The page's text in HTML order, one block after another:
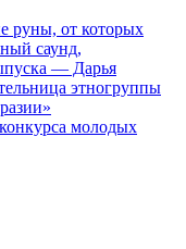
руны, от которых
саунд,
— Дарья
этногруппы
молодых